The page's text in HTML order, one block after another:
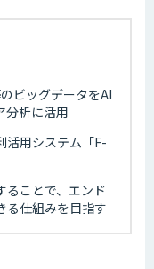
ビッグデータをAI
分析に活用
活用システム「F-
ることで、エンド
る仕組みを目指す